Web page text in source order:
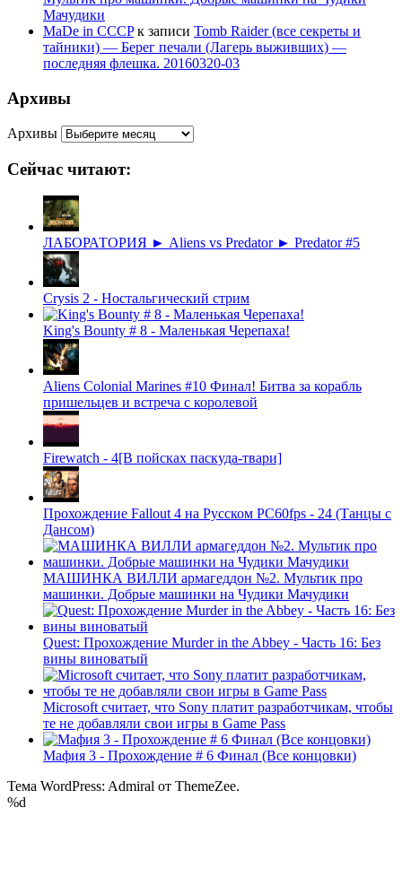
Мачудики
MaDe in CCCPк записи Tomb Raider (все секреты и
тайники) — Берег печали (Лагерь выживших) —
последняя флешка. 20160320-03
Архивы
Архивы
Сейчас читают:
ЛАБОРАТОРИЯ ► Aliens vs Predator ► Predator #5
Crysis 2 - Ностальгический стрим
King's Bounty # 8 - Маленькая Черепаха!
Aliens Colonial Marines #10 Финал! Битва за корабль
пришельцев и встреча с королевой
Firewatch - 4[В пойсках паскуда-твари]
Прохождение Fallout 4 на Русском PС60fps - 24 (Танцы с
Дансом)
МАШИНКА ВИЛЛИ армагеддон №2. Мультик про
машинки. Добрые машинки на Чудики Мачудики
Quest: Прохождение Murder in the Abbey - Часть 16: Без
вины виноватый
Microsoft считает, что Sony платит разработчикам, чтобы
те не добавляли свои игры в Game Pass
Мафия 3 - Прохождение # 6 Финал (Все концовки)
Тема WordPress: Admiral от ThemeZee.
%d